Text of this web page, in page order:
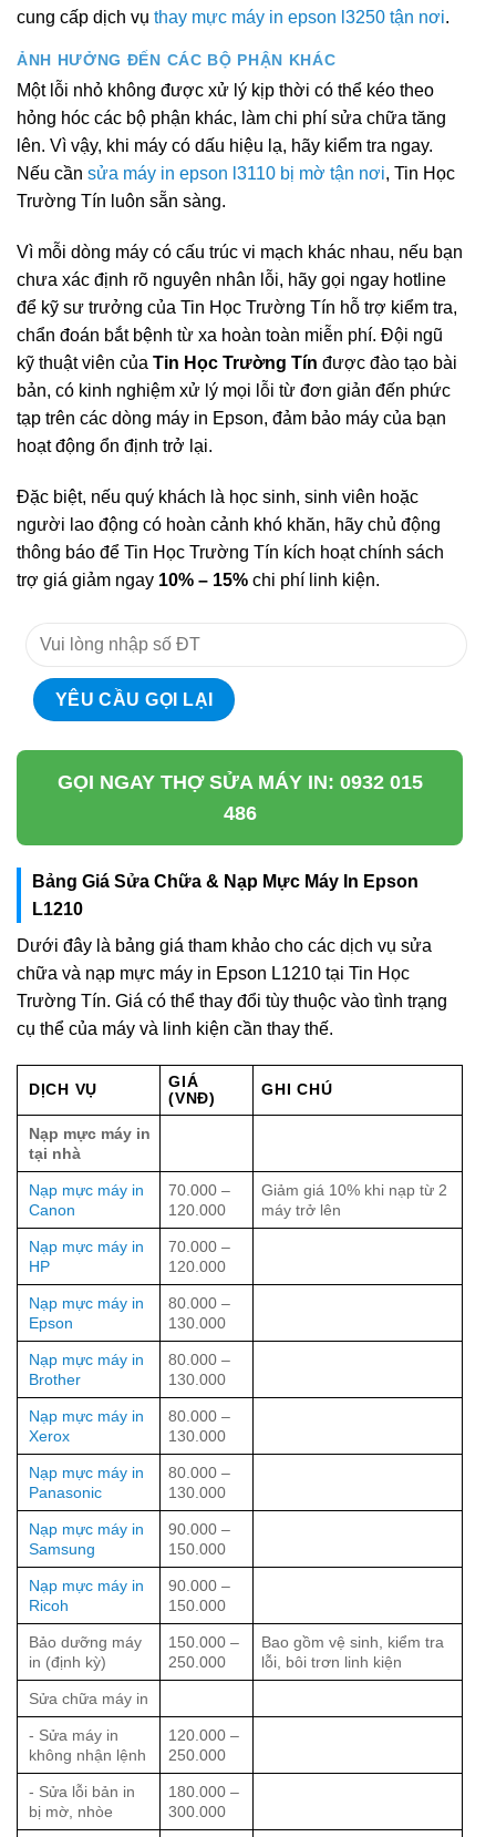
cung cấp dịch vụ thay mực máy in epson l3250 tận nơi.
ẢNH HƯỞNG ĐẾN CÁC BỘ PHẬN KHÁC
Một lỗi nhỏ không được xử lý kịp thời có thể kéo theo
hỏng hóc các bộ phận khác, làm chi phí sửa chữa tăng
lên. Vì vậy, khi máy có dấu hiệu lạ, hãy kiểm tra ngay.
Nếu cần sửa máy in epson l3110 bị mờ tận nơi, Tin Học
Trường Tín luôn sẵn sàng.
Vì mỗi dòng máy có cấu trúc vi mạch khác nhau, nếu bạn
chưa xác định rõ nguyên nhân lỗi, hãy gọi ngay hotline
để kỹ sư trưởng của Tin Học Trường Tín hỗ trợ kiểm tra,
chẩn đoán bắt bệnh từ xa hoàn toàn miễn phí. Đội ngũ
kỹ thuật viên của Tin Học Trường Tín được đào tạo bài
bản, có kinh nghiệm xử lý mọi lỗi từ đơn giản đến phức
tạp trên các dòng máy in Epson, đảm bảo máy của bạn
hoạt động ổn định trở lại.
Đặc biệt, nếu quý khách là học sinh, sinh viên hoặc
người lao động có hoàn cảnh khó khăn, hãy chủ động
thông báo để Tin Học Trường Tín kích hoạt chính sách
trợ giá giảm ngay 10% – 15% chi phí linh kiện.
GỌI NGAY THỢ SỬA MÁY IN: 0932 015
486
Bảng Giá Sửa Chữa & Nạp Mực Máy In Epson
L1210
Dưới đây là bảng giá tham khảo cho các dịch vụ sửa
chữa và nạp mực máy in Epson L1210 tại Tin Học
Trường Tín. Giá có thể thay đổi tùy thuộc vào tình trạng
cụ thể của máy và linh kiện cần thay thế.
DỊCH VỤ
GIÁ
(VNĐ)
GHI CHÚ
Nạp mực máy in
tại nhà
Nạp mực máy in
Canon
70.000 –
120.000
Giảm giá 10% khi nạp từ 2
máy trở lên
Nạp mực máy in
HP
70.000 –
120.000
Nạp mực máy in
Epson
80.000 –
130.000
Nạp mực máy in
Brother
80.000 –
130.000
Nạp mực máy in
Xerox
80.000 –
130.000
Nạp mực máy in
Panasonic
80.000 –
130.000
Nạp mực máy in
Samsung
90.000 –
150.000
Nạp mực máy in
Ricoh
90.000 –
150.000
Bảo dưỡng máy
in (định kỳ)
150.000 –
250.000
Bao gồm vệ sinh, kiểm tra
lỗi, bôi trơn linh kiện
Sửa chữa máy in
- Sửa máy in
không nhận lệnh
120.000 –
250.000
- Sửa lỗi bản in
bị mờ, nhòe
180.000 –
300.000